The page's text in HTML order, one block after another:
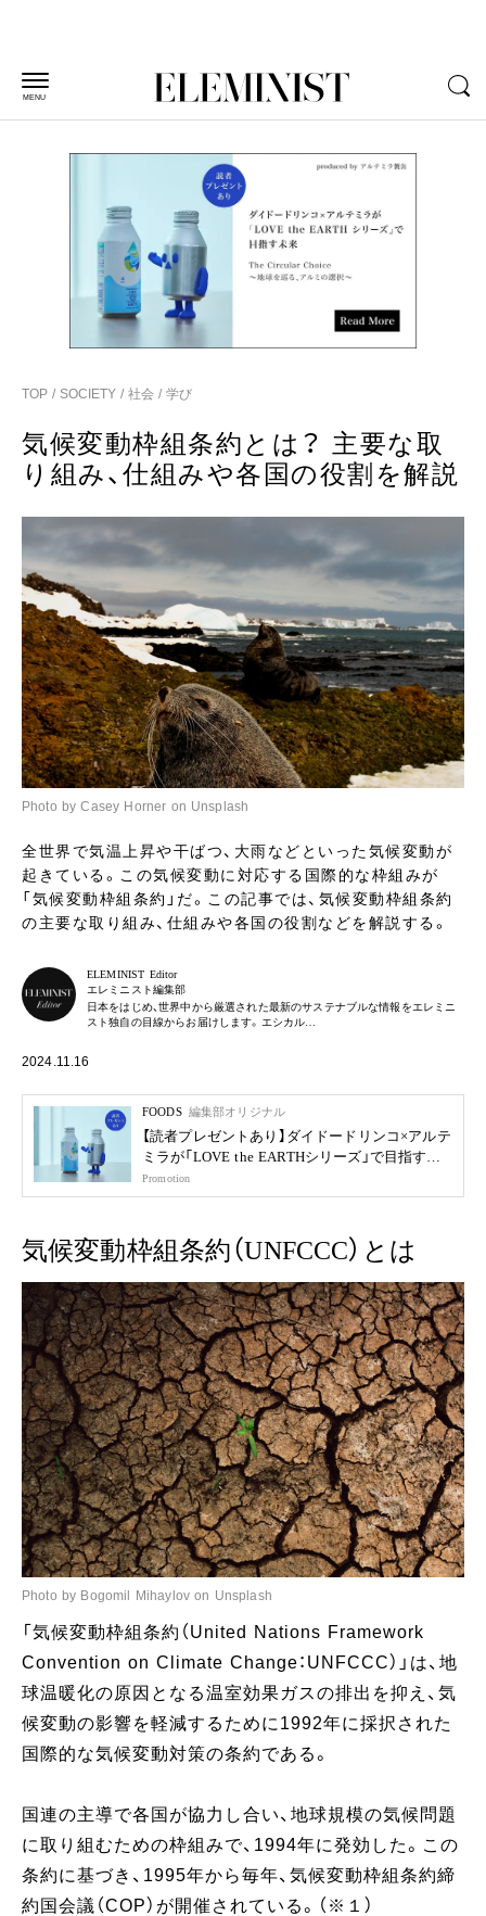
MENU
TOP SOCIETY 社会 学び
気候変動枠組条約とは？ 主要な取
り組み、仕組みや各国の役割を解説
Photo by Casey Horner on Unsplash
全世界で気温上昇や干ばつ、大雨などといった気候変動が
起きている。この気候変動に対応する国際的な枠組みが
「気候変動枠組条約」だ。この記事では、気候変動枠組条約
の主要な取り組み、仕組みや各国の役割などを解説する。
ELEMINIST Editor
エレミニスト編集部
日本をはじめ、世界中から厳選された最新のサステナブルな情報をエレミニ
スト独自の目線からお届けします。エシカル…
2024.11.16
FOODS 編集部オリジナル
【読者プレゼントあり】ダイドードリンコ×アルテ
ミラが「LOVE the EARTHシリーズ」で目指す未
来
Promotion
気候変動枠組条約（UNFCCC）とは
Photo by Bogomil Mihaylov on Unsplash
「気候変動枠組条約（United Nations Framework
Convention on Climate Change：UNFCCC）」は、地
球温暖化の原因となる温室効果ガスの排出を抑え、気
候変動の影響を軽減するために1992年に採択された
国際的な気候変動対策の条約である。
国連の主導で各国が協力し合い、地球規模の気候問題
に取り組むための枠組みで、1994年に発効した。この
条約に基づき、1995年から毎年、気候変動枠組条約締
約国会議（COP）が開催されている。（※１）